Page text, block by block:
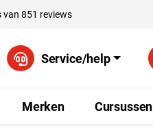
van 851 reviews
Service/help
Merken Cursussen